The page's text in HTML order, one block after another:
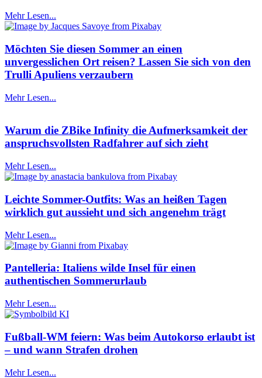
Mehr Lesen...
Möchten Sie diesen Sommer an einen
unvergesslichen Ort reisen? Lassen Sie sich von den
Trulli Apuliens verzaubern
Mehr Lesen...
Warum die ZBike Infinity die Aufmerksamkeit der
anspruchsvollsten Radfahrer auf sich zieht
Mehr Lesen...
Leichte Sommer-Outfits: Was an heißen Tagen
wirklich gut aussieht und sich angenehm trägt
Mehr Lesen...
Pantelleria: Italiens wilde Insel für einen
authentischen Sommerurlaub
Mehr Lesen...
Fußball-WM feiern: Was beim Autokorso erlaubt ist
– und wann Strafen drohen
Mehr Lesen...